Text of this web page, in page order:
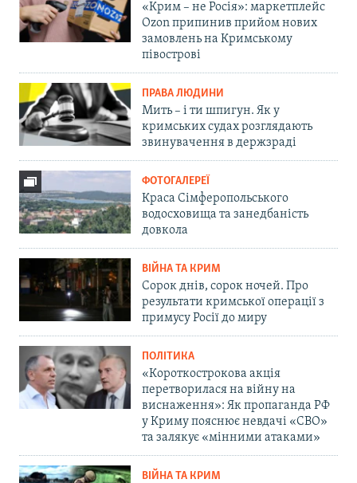
«Крим – не Росія»: маркетплейс
Ozon припинив прийом нових
замовлень на Кримському
півострові
ПРАВА ЛЮДИНИ
Мить – і ти шпигун. Як у
кримських судах розглядають
звинувачення в держзраді
ФОТОГАЛЕРЕЇ
Краса Сімферопольського
водосховища та занедбаність
довкола
ВІЙНА ТА КРИМ
Сорок днів, сорок ночей. Про
результати кримської операції з
примусу Росії до миру
ПОЛІТИКА
«Короткострокова акція
перетворилася на війну на
виснаження»: Як пропаганда РФ
у Криму пояснює невдачі «СВО»
та залякує «мінними атаками»
ВІЙНА ТА КРИМ